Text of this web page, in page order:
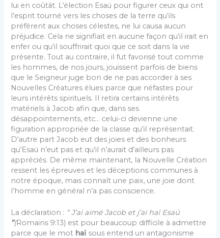
lui en coûtât. L’élection Esaü pour figurer ceux qui ont
l’esprit tourné vers les choses de la terre qu’ils
préfèrent aux choses célestes, ne lui causa aucun
préjudice. Cela ne signifiait en aucune façon qu’il irait en
enfer ou qu’il souffrirait quoi que ce soit dans la vie
présente. Tout au contraire, il fut favorisé tout comme
les hommes, de nos jours, jouissent parfois de biens
que le Seigneur juge bon de ne pas accorder à ses
Nouvelles Créatures élues parce que néfastes pour
leurs intérêts spirituels. Il retira certains intérêts
matériels à Jacob afin que, dans ses
désappointements, etc… celui-ci de­vienne une
figuration appropriée de la classe qu’il repré­sentait.
D’autre part Jacob eut des joies et des bon­heurs
qu’Esaü n’eut pas et qu’il n’aurait d’ailleurs pas
appréciés. De même maintenant, la Nouvelle Création
ressent les épreuves et les déceptions communes à
notre époque, mais connaît une paix, une joie dont
l’homme en général n’a pas conscience.
La déclaration : “ J’ai aimé Jacob et j’ai haï Esaü
”(Romains 9:13) est pour beaucoup difficile à admettre
parce que le mot haï sous entend un antagonisme